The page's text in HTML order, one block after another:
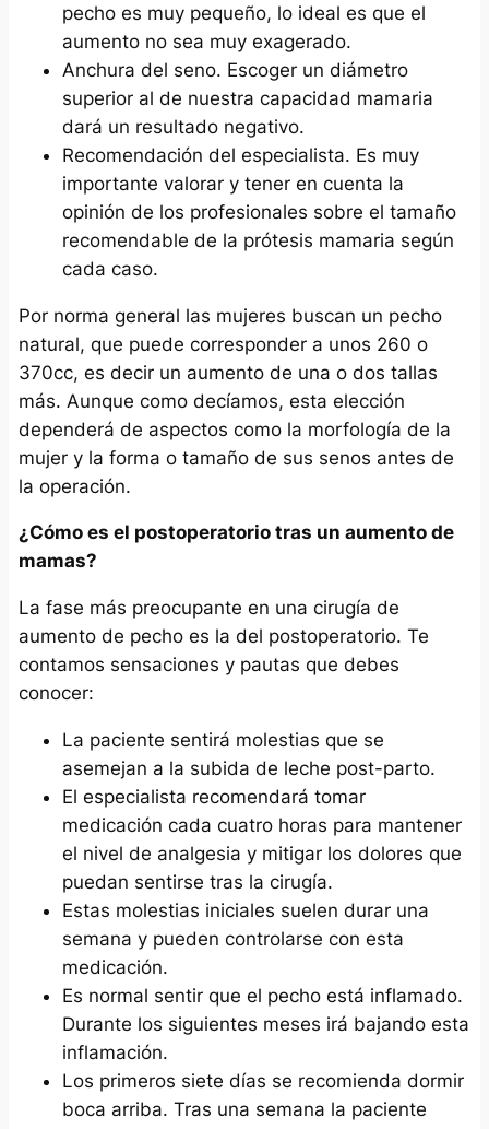
pecho es muy pequeño, lo ideal es que el
aumento no sea muy exagerado.
Anchura del seno. Escoger un diámetro
superior al de nuestra capacidad mamaria
dará un resultado negativo.
Recomendación del especialista. Es muy
importante valorar y tener en cuenta la
opinión de los profesionales sobre el tamaño
recomendable de la prótesis mamaria según
cada caso.
Por norma general las mujeres buscan un pecho
natural, que puede corresponder a unos 260 o
370cc, es decir un aumento de una o dos tallas
más. Aunque como decíamos, esta elección
dependerá de aspectos como la morfología de la
mujer y la forma o tamaño de sus senos antes de
la operación.
¿Cómo es el postoperatorio tras un aumento de
mamas?
La fase más preocupante en una cirugía de
aumento de pecho es la del postoperatorio. Te
contamos sensaciones y pautas que debes
conocer:
La paciente sentirá molestias que se
asemejan a la subida de leche post-parto.
El especialista recomendará tomar
medicación cada cuatro horas para mantener
el nivel de analgesia y mitigar los dolores que
puedan sentirse tras la cirugía.
Estas molestias iniciales suelen durar una
semana y pueden controlarse con esta
medicación.
Es normal sentir que el pecho está inflamado.
Durante los siguientes meses irá bajando esta
inflamación.
Los primeros siete días se recomienda dormir
boca arriba. Tras una semana la paciente